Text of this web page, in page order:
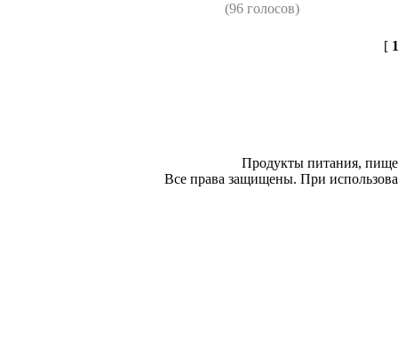
(96 голосов)
[ 1
Продукты питания,
Все права защищены. При